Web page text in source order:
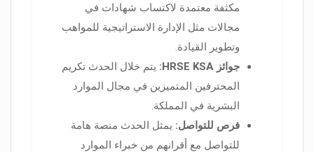
مكثفة معتمدة لاكتساب شهادات في
مجالات مثل الإدارة الاستراتيجية للمواهب
وتطوير القيادة.
جوائز HRSE KSA:
يتم خلال الحدث تكريم
المحترفين المتميزين في مجال الموارد
البشرية في المملكة.
فرص للتواصل: يمثل الحدث منصة هامة
للتواصل مع أقرانهم من خبراء الموارد